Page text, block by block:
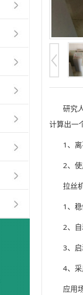
研究
计算出一
1、
2、
拉丝
1、
2、自
3、启
4、
应用